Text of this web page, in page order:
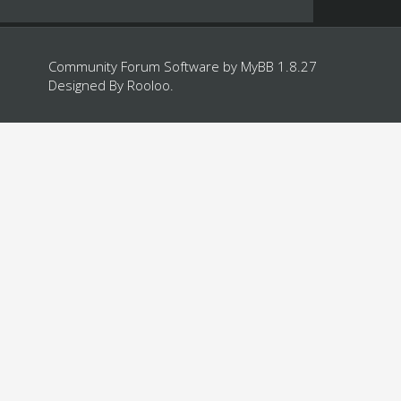
Community Forum Software by MyBB 1.8.27
Designed By Rooloo.